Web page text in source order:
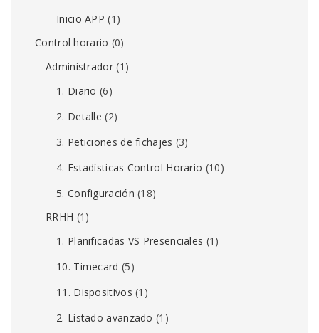
Inicio APP (1)
Control horario (0)
Administrador(1)
1. Diario (6)
2. Detalle (2)
3. Peticiones de fichajes (3)
4. Estadísticas Control Horario (10)
5. Configuración (18)
RRHH (1)
1. Planificadas VS Presenciales (1)
10. Timecard (5)
11. Dispositivos (1)
2. Listado avanzado (1)